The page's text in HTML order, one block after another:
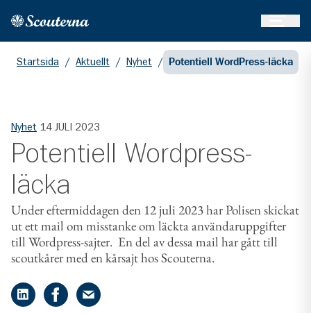
Hem
Startsida / Aktuellt / Nyhet / Potentiell WordPress-läcka
Nyhet 14 JULI 2023
Potentiell Wordpress-
läcka
Under eftermiddagen den 12 juli 2023 har Polisen skickat
ut ett mail om misstanke om läckta användaruppgifter
till Wordpress-sajter. En del av dessa mail har gått till
scoutkårer med en kårsajt hos Scouterna.
Dela på LinkedIn
Dela på Facebook
Dela på e-post